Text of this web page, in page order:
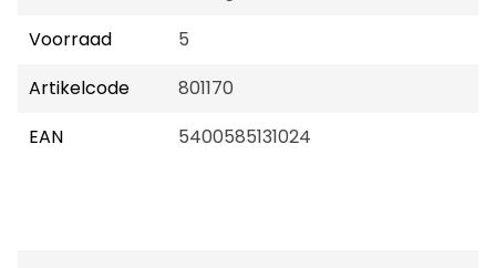
Voorraad
5
Artikelcode
801170
EAN
5400585131024